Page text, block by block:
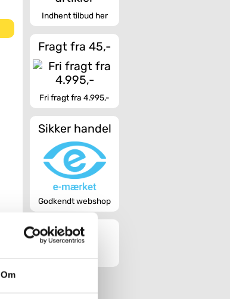
Om
Indhent tilbud her
Fragt fra 45,-
Fri fragt fra 4.995,-
Sikker handel
Godkendt webshop